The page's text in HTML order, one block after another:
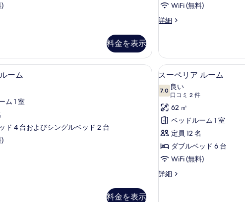
料金を表示
の
写
表
示
す
る
WiFi (無料)
詳細
ル
詳
細
ト製ベッド、防音設備、WiFi (無料)高級寝具、セレクト コンフォート製ベッド、防音設備、WiFi (無料)
ーム
ム 1 室
ド 4 台およびシングルベッド 2 台
料金を表示
ス
ー
ペ
リ
ア
ル
ー
ム
の
4
スーペリア ルーム
7.010 点中 7.0
良い
口コミ 2 件
(口
コ
ミ
2
件)
62 ㎡
ベッドルーム 1 室
定員 12 名
ダブルベッド 6 台
WiFi (無料)
詳細
ス